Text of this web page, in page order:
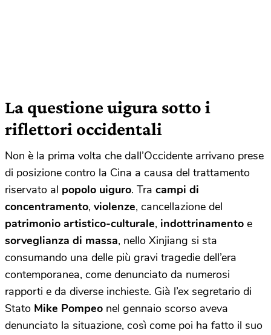
La questione uigura sotto i
riflettori occidentali
Non è la prima volta che dall’Occidente arrivano prese
di posizione contro la Cina a causa del trattamento
riservato al popolo uiguro. Tra campi di
concentramento, violenze, cancellazione del
patrimonio artistico-culturale, indottrinamento e
sorveglianza di massa, nello Xinjiang si sta
consumando una delle più gravi tragedie dell’era
contemporanea, come denunciato da numerosi
rapporti e da diverse inchieste. Già l’ex segretario di
Stato Mike Pompeo nel gennaio scorso aveva
denunciato la situazione, così come poi ha fatto il suo